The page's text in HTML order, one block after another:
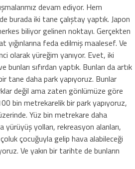
devam ediyor. Hem
burada iki tane çalıştay yaptık. Japon
biliyor gelinen noktayı. Gerçekten
yığınlarına feda edilmiş maalesef. Ve
olarak yüreğim yanıyor. Evet, iki
sıfırdan yaptık. Bunları da artık
tane daha park yapıyoruz. Bunlar
değil ama zaten gönlümüze göre
bin metrekarelik bir park yapıyoruz,
Yüz bin metrekare daha
yürüyüş yolları, rekreasyon alanları,
çocuğuyla gelip hava alabileceği
Ve yakın bir tarihte de bunların